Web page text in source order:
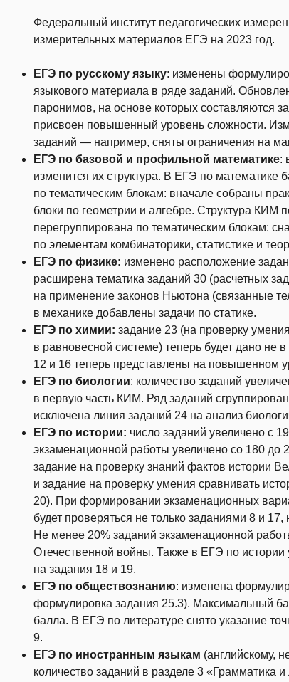
Федеральный институт педагогических
измерительных материалов ЕГЭ на 2023 год.
ЕГЭ по русскому языку: изменены
языкового материала в ряде заданий.
паронимов, на основе которых составляются
присвоен повышенный уровень сложности.
заданий — например, сняты ограничения на
ЕГЭ по базовой и профильной математике:
изменится их структура. В ЕГЭ по математике
по тематическим блокам: вначале собраны
блоки по геометрии и алгебре. Структура КИМ
перегруппирована по тематическим блокам:
по элементам комбинаторики, статистике и
ЕГЭ по физике: изменено расположение
расширена тематика заданий 30 (расчетных
на применение законов Ньютона (связанные
в механике добавлены задачи по статике.
ЕГЭ по химии: задание 23 (на проверку
в равновесной системе) теперь будет дано не
12 и 16 теперь представлены на повышенном
ЕГЭ по биологии: количество заданий
в первую часть КИМ. Ряд заданий
исключена линия заданий 24 на анализ
ЕГЭ по истории: число заданий увеличено с
экзаменационной работы увеличено со 180 до
задание на проверку знаний фактов истории
и задание на проверку умения сравнивать
20). При формировании экзаменационных
будет проверяться не только заданиями 8 и
Не менее 20% заданий экзаменационной
Отечественной войны. Также в ЕГЭ по истории
на задания 18 и 19.
ЕГЭ по обществознанию: изменена
формулировка задания 25.3). Максимальный
балла. В ЕГЭ по литературе снято указание
9.
ЕГЭ по иностранным языкам (английскому,
количество заданий в разделе 3